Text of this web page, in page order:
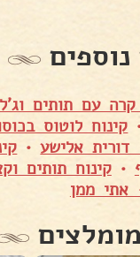
קרה עם תותים
קינוח לוטוס
אלישע•
•קינוח תותים
אתי ממן